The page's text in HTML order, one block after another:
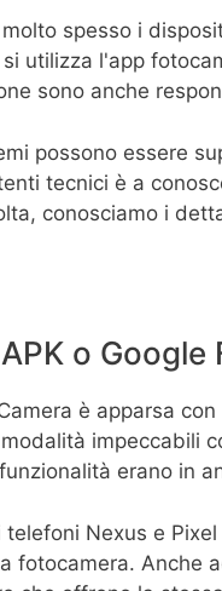
spesso i
utilizza l'app
sono anche
possono essere
tecnici è a
conosciamo i
o Google
è apparsa con
impeccabili
erano in
Nexus e
fotocamera. Anche